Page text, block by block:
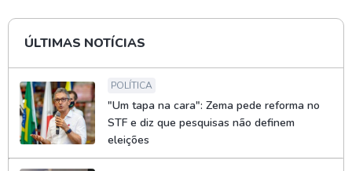
ÚLTIMAS NOTÍCIAS
POLÍTICA
"Um tapa na cara": Zema pede reforma no
STF e diz que pesquisas não definem
eleições